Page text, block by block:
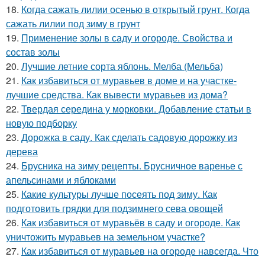
18. Когда сажать лилии осенью в открытый грунт. Когда
сажать лилии под зиму в грунт
19. Применение золы в саду и огороде. Свойства и
состав золы
20. Лучшие летние сорта яблонь. Мелба (Мельба)
21. Как избавиться от муравьев в доме и на участке-
лучшие средства. Как вывести муравьев из дома?
22. Твердая середина у морковки. Добавление статьи в
новую подборку
23. Дорожка в саду. Как сделать садовую дорожку из
дерева
24. Брусника на зиму рецепты. Брусничное варенье с
апельсинами и яблоками
25. Какие культуры лучше посеять под зиму. Как
подготовить грядки для подзимнего сева овощей
26. Как избавиться от муравьёв в саду и огороде. Как
уничтожить муравьев на земельном участке?
27. Как избавиться от муравьев на огороде навсегда. Что